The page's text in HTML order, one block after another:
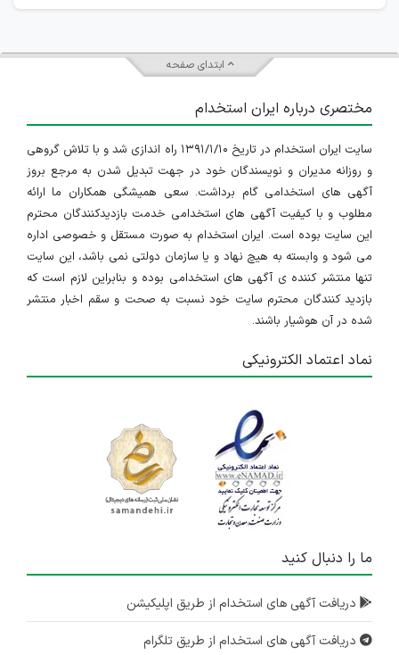
ابتدای صفحه
مختصری درباره ایران استخدام
سایت ایران استخدام در تاریخ ۱۳۹۱/۱/۱۰ راه اندازی شد و با تلاش گروهی
و روزانه مدیران و نویسندگان خود در جهت تبدیل شدن به مرجع بروز
آگهی های استخدامی گام برداشت. سعی همیشگی همکاران ما ارائه
مطلوب و با کیفیت آگهی های استخدامی خدمت بازدیدکنندگان محترم
این سایت بوده است. ایران استخدام به صورت مستقل و خصوصی اداره
می شود و وابسته به هیچ نهاد و یا سازمان دولتی نمی باشد، این سایت
تنها منتشر کننده ی آگهی های استخدامی بوده و بنابراین لازم است که
بازدید کنندگان محترم سایت خود نسبت به صحت و سقم اخبار منتشر
شده در آن هوشیار باشند.
نماد اعتماد الکترونیکی
ما را دنبال کنید
دریافت آگهی های استخدام از طریق اپلیکیشن
دریافت آگهی های استخدام از طریق تلگرام